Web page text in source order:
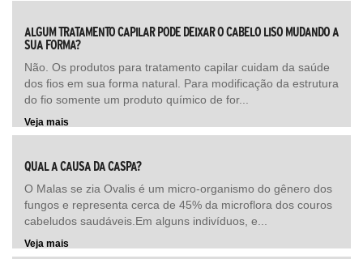
ALGUM TRATAMENTO CAPILAR PODE DEIXAR O CABELO LISO MUDANDO A
SUA FORMA?
Não. Os produtos para tratamento capilar cuidam da saúde
dos fios em sua forma natural. Para modificação da estrutura
do fio somente um produto químico de for...
Veja mais
QUAL A CAUSA DA CASPA?
O Malas se zia Ovalis é um micro-organismo do gênero dos
fungos e representa cerca de 45% da microflora dos couros
cabeludos saudáveis.Em alguns indivíduos, e...
Veja mais